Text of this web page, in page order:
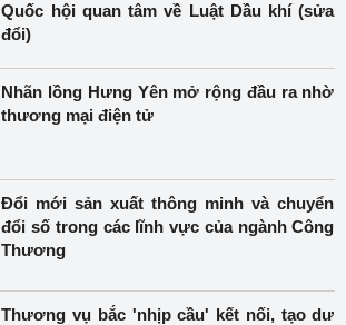
Quốc hội quan tâm về Luật Dầu khí (sửa
đổi)
Nhãn lồng Hưng Yên mở rộng đầu ra nhờ
thương mại điện tử
Đổi mới sản xuất thông minh và chuyển
đổi số trong các lĩnh vực của ngành Công
Thương
Thương vụ bắc 'nhịp cầu' kết nối, tạo dư